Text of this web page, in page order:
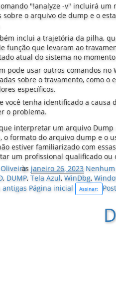
"!analyze -v" incluirá um
sobre o arquivo de dump e o
inclui a trajetória da pilha,
função que levaram ao
atual do sistema no
pode usar outros comandos
sobre o travamento, como o
específicos.
você tenha identificado a causa
o problema.
interpretar um arquivo
o formato do arquivo dump e o
estiver familiarizado com
um profissional qualificado
às janeiro 26, 2023
, DUMP, Tela Azul, WinDbg,
antigas Página inicial Assinar: